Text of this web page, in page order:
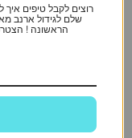
רוצים לקבל טיפים איך
הראשונה !